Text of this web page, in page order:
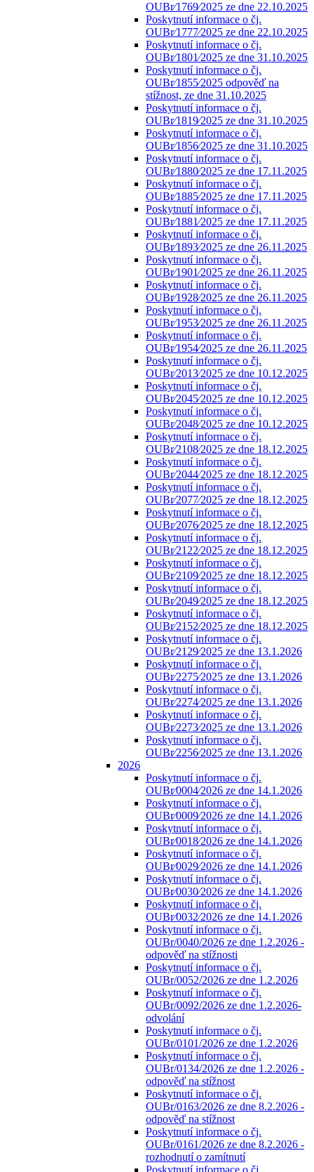
OUBr⁄1769⁄2025 ze dne 22.10.2025
Poskytnutí informace o čj.
OUBr⁄1777⁄2025 ze dne 22.10.2025
Poskytnutí informace o čj.
OUBr⁄1801⁄2025 ze dne 31.10.2025
Poskytnutí informace o čj.
OUBr⁄1855⁄2025 odpověď na
stížnost, ze dne 31.10.2025
Poskytnutí informace o čj.
OUBr⁄1819⁄2025 ze dne 31.10.2025
Poskytnutí informace o čj.
OUBr⁄1856⁄2025 ze dne 31.10.2025
Poskytnutí informace o čj.
OUBr⁄1880⁄2025 ze dne 17.11.2025
Poskytnutí informace o čj.
OUBr⁄1885⁄2025 ze dne 17.11.2025
Poskytnutí informace o čj.
OUBr⁄1881⁄2025 ze dne 17.11.2025
Poskytnutí informace o čj.
OUBr⁄1893⁄2025 ze dne 26.11.2025
Poskytnutí informace o čj.
OUBr⁄1901⁄2025 ze dne 26.11.2025
Poskytnutí informace o čj.
OUBr⁄1928⁄2025 ze dne 26.11.2025
Poskytnutí informace o čj.
OUBr⁄1953⁄2025 ze dne 26.11.2025
Poskytnutí informace o čj.
OUBr⁄1954⁄2025 ze dne 26.11.2025
Poskytnutí informace o čj.
OUBr⁄2013⁄2025 ze dne 10.12.2025
Poskytnutí informace o čj.
OUBr⁄2045⁄2025 ze dne 10.12.2025
Poskytnutí informace o čj.
OUBr⁄2048⁄2025 ze dne 10.12.2025
Poskytnutí informace o čj.
OUBr⁄2108⁄2025 ze dne 18.12.2025
Poskytnutí informace o čj.
OUBr⁄2044⁄2025 ze dne 18.12.2025
Poskytnutí informace o čj.
OUBr⁄2077⁄2025 ze dne 18.12.2025
Poskytnutí informace o čj.
OUBr⁄2076⁄2025 ze dne 18.12.2025
Poskytnutí informace o čj.
OUBr⁄2122⁄2025 ze dne 18.12.2025
Poskytnutí informace o čj.
OUBr⁄2109⁄2025 ze dne 18.12.2025
Poskytnutí informace o čj.
OUBr⁄2049⁄2025 ze dne 18.12.2025
Poskytnutí informace o čj.
OUBr⁄2152⁄2025 ze dne 18.12.2025
Poskytnutí informace o čj.
OUBr⁄2129⁄2025 ze dne 13.1.2026
Poskytnutí informace o čj.
OUBr⁄2275⁄2025 ze dne 13.1.2026
Poskytnutí informace o čj.
OUBr⁄2274⁄2025 ze dne 13.1.2026
Poskytnutí informace o čj.
OUBr⁄2273⁄2025 ze dne 13.1.2026
Poskytnutí informace o čj.
OUBr⁄2256⁄2025 ze dne 13.1.2026
2026
Poskytnutí informace o čj.
OUBr⁄0004⁄2026 ze dne 14.1.2026
Poskytnutí informace o čj.
OUBr⁄0009⁄2026 ze dne 14.1.2026
Poskytnutí informace o čj.
OUBr⁄0018⁄2026 ze dne 14.1.2026
Poskytnutí informace o čj.
OUBr⁄0029⁄2026 ze dne 14.1.2026
Poskytnutí informace o čj.
OUBr⁄0030⁄2026 ze dne 14.1.2026
Poskytnutí informace o čj.
OUBr⁄0032⁄2026 ze dne 14.1.2026
Poskytnutí informace o čj.
OUBr/0040/2026 ze dne 1.2.2026 -
odpověď na stížnosti
Poskytnutí informace o čj.
OUBr/0052/2026 ze dne 1.2.2026
Poskytnutí informace o čj.
OUBr/0092/2026 ze dne 1.2.2026-
odvolání
Poskytnutí informace o čj.
OUBr/0101/2026 ze dne 1.2.2026
Poskytnutí informace o čj.
OUBr/0134/2026 ze dne 1.2.2026 -
odpověď na stížnost
Poskytnutí informace o čj.
OUBr/0163/2026 ze dne 8.2.2026 -
odpověď na stížnost
Poskytnutí informace o čj.
OUBr/0161/2026 ze dne 8.2.2026 -
rozhodnutí o zamítnutí
Poskytnutí informace o čj.